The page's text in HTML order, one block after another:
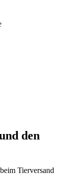
den
Tierversand